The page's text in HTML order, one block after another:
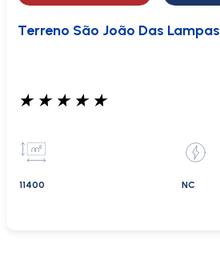
Terreno São João Das Lampas
★ ★ ★ ★ ★
11400 NC